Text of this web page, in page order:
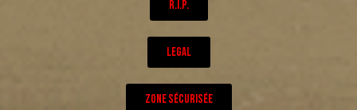
R.I.P.
LEGAL
ZONE SÉCURISÉE